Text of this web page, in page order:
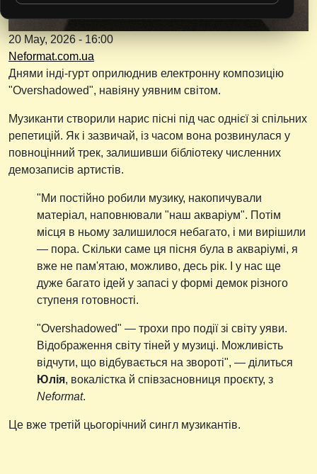
20 May, 2026 - 16:00
Neformat.com.ua
Днями інді-гурт оприлюднив електронну композицію
"Overshadowed", навіяну уявним світом.
Музиканти створили нарис пісні під час однієї зі спільних
репетицій. Як і зазвичай, із часом вона розвинулася у
повноцінний трек, залишивши бібліотеку численних
демозаписів артистів.
"Ми постійно робили музику, накопичували
матеріал, наповнювали "наш акваріум". Потім
місця в ньому залишилося небагато, і ми вирішили
— пора. Скільки саме ця пісня була в акваріумі, я
вже не пам'ятаю, можливо, десь рік. І у нас ще
дуже багато ідей у запасі у формі демок різного
ступеня готовності.
"Overshadowed" — трохи про події зі світу уяви.
Відображення світу тіней у музиці. Можливість
відчути, що відбувається на звороті", — ділиться
Юлія, вокалістка й співзасновниця проєкту, з
Neformat.
Це вже третій цьогорічний сингл музикантів.